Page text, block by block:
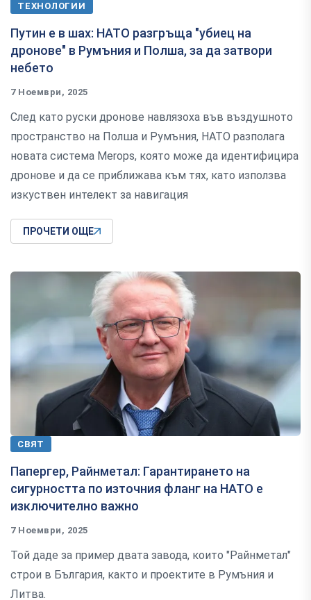
ТЕХНОЛОГИИ
Путин е в шах: НАТО разгръща "убиец на
дронове" в Румъния и Полша, за да затвори
небето
7 Ноември, 2025
След като руски дронове навлязоха във въздушното
пространство на Полша и Румъния, НАТО разполага
новата система Merops, която може да идентифицира
дронове и да се приближава към тях, като използва
изкуствен интелект за навигация
ПРОЧЕТИ ОЩЕ
СВЯТ
Папергер, Райнметал: Гарантирането на
сигурността по източния фланг на НАТО е
изключително важно
7 Ноември, 2025
Той даде за пример двата завода, които "Райнметал"
строи в България, както и проектите в Румъния и
Литва.